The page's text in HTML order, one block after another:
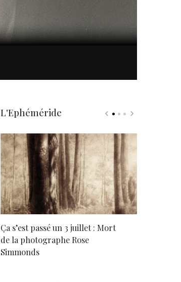
L'Ephéméride
Ça s’est passé un 3 juillet : Mort
de la photographe Rose
Simmonds